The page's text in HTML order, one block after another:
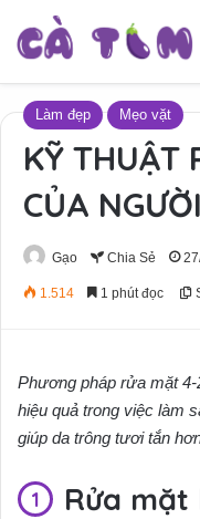
Làm đẹp Mẹo vặt
KỸ THUẬT
CỦA
Gạo Chia Sẻ
1.514 1 phút đọc
Phương pháp rửa mặt
hiệu quả trong việc làm
giúp da trông tươi tắn
Rửa